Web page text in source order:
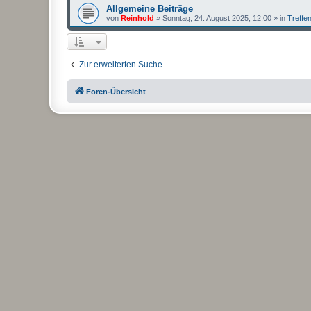
Allgemeine Beiträge
von Reinhold » Sonntag, 24. August 2025, 12:00 » in
Zur erweiterten Suche
Foren-Übersicht